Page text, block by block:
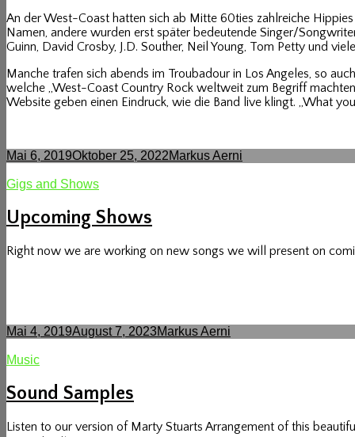
An der West-Coast hatten sich ab Mitte 60ties zahlreiche Hippies
Namen, andere wurden erst später bedeutende Singer/
Guinn, David Crosby, J.D. Souther, Neil Young, Tom Petty und
Manche trafen sich abends im Troubadour in Los Angeles, so
welche „West-Coast Country Rock weltweit zum Begriff
Website geben einen Eindruck, wie die Band live klingt. „What
Posted-
Mai 6, 2019Oktober 25, 2022By
Byline
Markus Aerni
Cat
Gigs and Shows
Upcoming Shows
Right now we are working on new songs we will present on
Posted-
Mai 4, 2019August 7, 2023By
Byline
Markus Aerni
Cat
Music
Sound Samples
Listen to our version of Marty Stuarts Arrangement of this